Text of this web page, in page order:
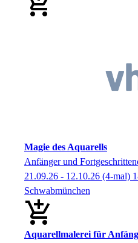
Magie des Aquarells
Anfänger und
21.09.26 - 12.10.26 (4-mal)
Schwabmünchen
Aquarellmalerei für